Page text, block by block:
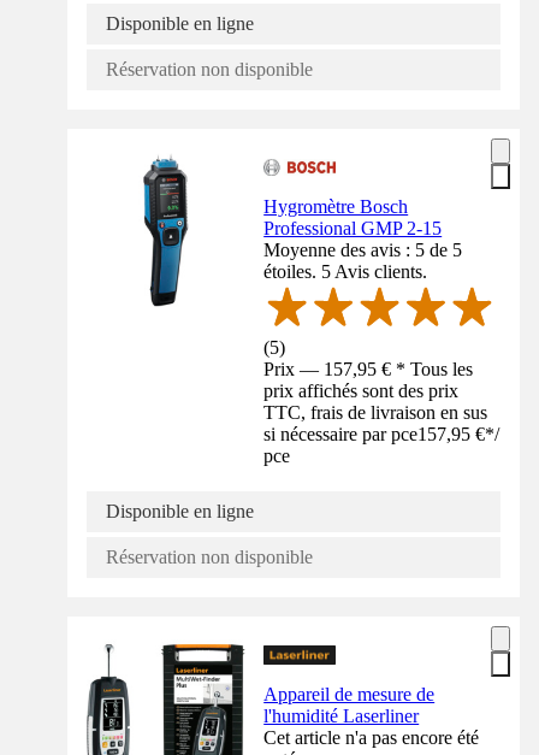
Disponible en ligne
Réservation non disponible
Hygromètre Bosch
Professional GMP 2-15
Moyenne des avis : 5 de 5
étoiles. 5 Avis clients.
(5)
Prix — 157,95 € * Tous les
prix affichés sont des prix
TTC, frais de livraison en sus
si nécessaire par pce157,95 €*/
pce
Disponible en ligne
Réservation non disponible
Appareil de mesure de
l'humidité Laserliner
Cet article n'a pas encore été